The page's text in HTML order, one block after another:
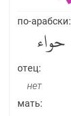
по-арабски:
حواء
отец:
нет
мать: